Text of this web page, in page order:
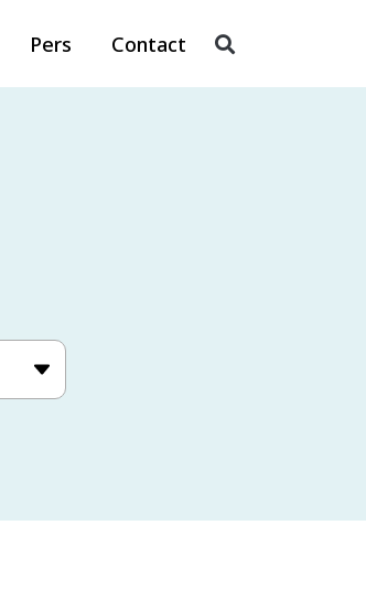
Pers Contact